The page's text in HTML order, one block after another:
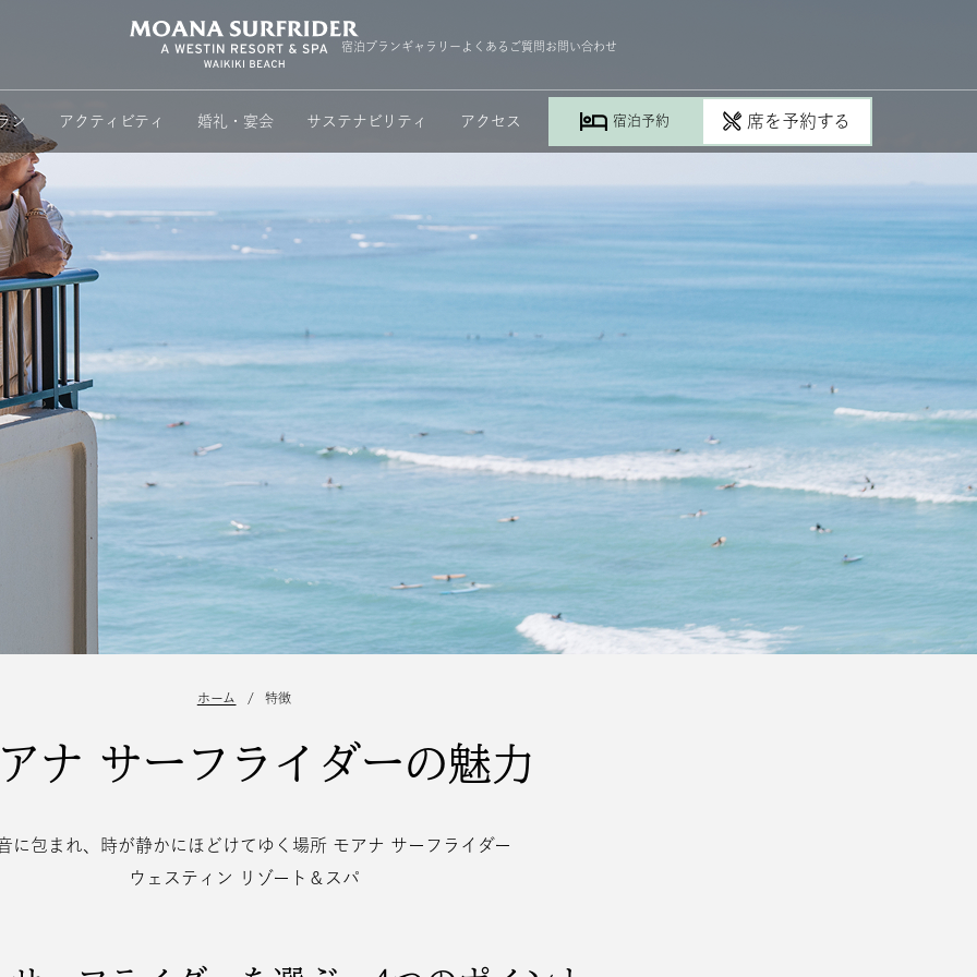
Moana Surfrider, A Westin Resort & Spa, Waikiki
宿泊プラン ギャラリー よくあるご質問 お問い合わせ
ン アクティビティ 婚礼・宴会 サステナビリティ アクセス 宿泊予約 席を予約する
ホーム / 特徴
ナ サーフライダーの魅力
に包まれ、時が静かにほどけてゆく場所 モアナ サーフライダー
ウェスティン リゾート＆スパ